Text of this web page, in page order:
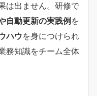
は出ません。研修で
自動更新の実践例 を
ハウを身につけられ
務知識をチーム全体